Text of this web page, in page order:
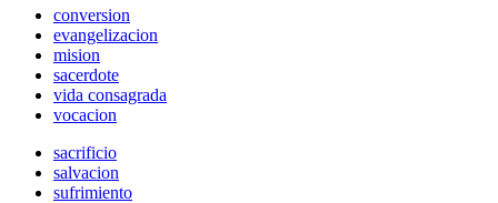
conversion
evangelizacion
mision
sacerdote
vida consagrada
vocacion
sacrificio
salvacion
sufrimiento